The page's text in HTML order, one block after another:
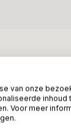
van onze
inhoud
Voor meer